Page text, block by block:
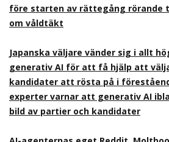
före starten av rättegång rörande
om våldtäkt
Japanska väljare vänder sig i allt
generativ AI för att få hjälp att
kandidater att rösta på i
experter varnar att generativ AI
bild av partier och kandidater